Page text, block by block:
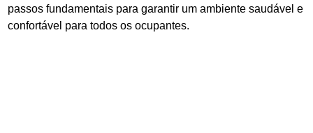
passos fundamentais para garantir um ambiente saudável e
confortável para todos os ocupantes.